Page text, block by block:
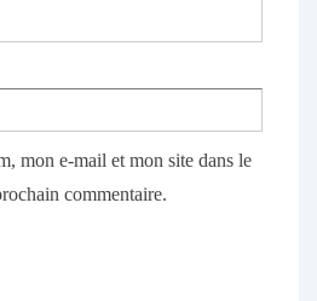
mon e-mail et mon site dans le
commentaire.